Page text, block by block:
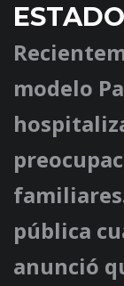
modelo
pública
anunció